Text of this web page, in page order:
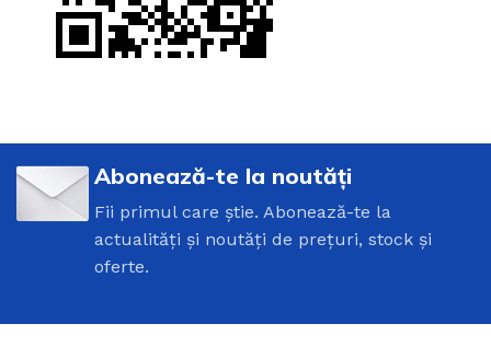
Abonează-te la noutăți
Fii primul care știe. Abonează-te la
actualități și noutăți de prețuri, stock și
oferte.